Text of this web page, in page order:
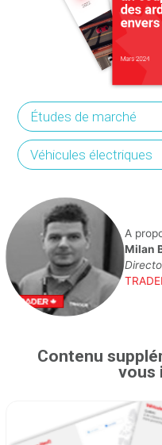
Études de marché
Véhicules électriques
A
Milan
Contenu
vous